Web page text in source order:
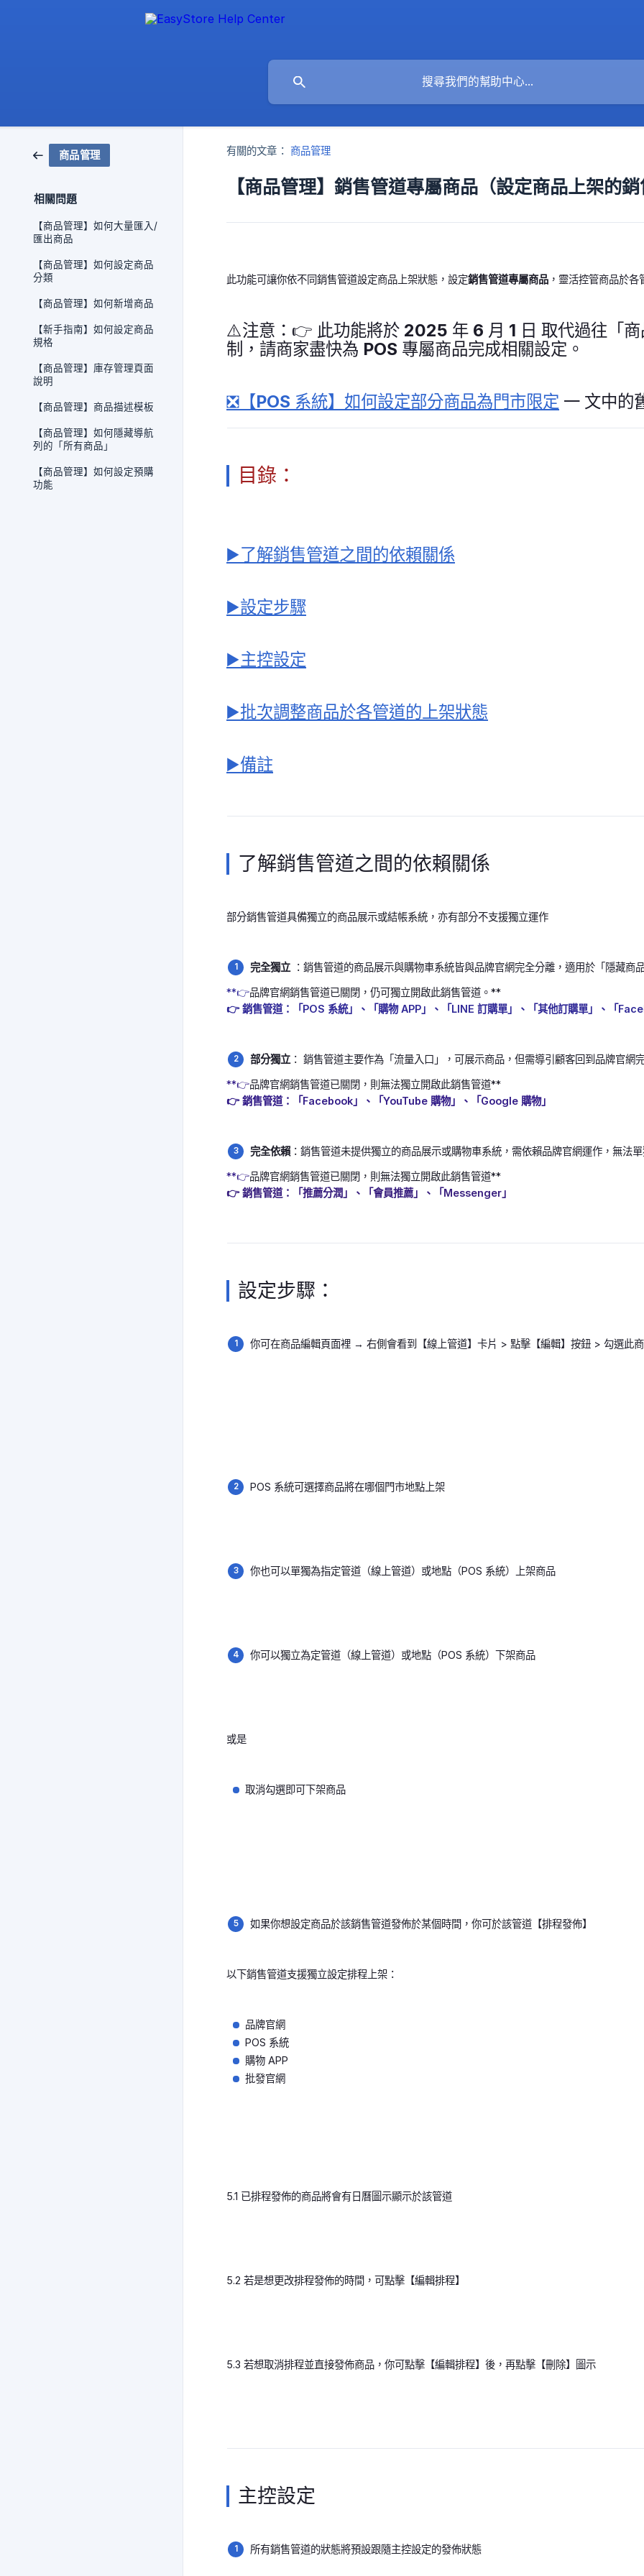
商品管理
相關問題
【商品管理】如何大量匯入/
匯出商品
【商品管理】如何設定商品
分類
【商品管理】如何新增商品
【新手指南】如何設定商品
規格
【商品管理】庫存管理頁面
說明
【商品管理】商品描述模板
【商品管理】如何隱藏導航
列的「所有商品」
【商品管理】如何設定預購
功能
有關的文章： 商品管理
【商品管理】銷售管道專屬商品（設定商品上架的銷
此功能可讓你依不同銷售管道設定商品上架狀態，設定銷售管道專屬商品 ，靈活控管商品於
⚠️注意：👉 此功能將於 2025 年 6 月 1 日 取代過往「
制，請商家盡快為 POS 專屬商品完成相關設定。
❎【POS 系統】如何設定部分商品為門市限定 一 文中的
目錄：
▶️了解銷售管道之間的依賴關係
▶️設定步驟
▶️主控設定
▶️批次調整商品於各管道的上架狀態
▶️備註
了解銷售管道之間的依賴關係
部分銷售管道具備獨立的商品展示或結帳系統，亦有部分不支援獨立運作
完全獨立 ：銷售管道的商品展示與購物車系統皆與品牌官網完全分離，適用於「隱藏商
**👉品牌官網銷售管道已關閉，仍可獨立開啟此銷售管道。**
👉 銷售管道：「POS 系統」、「購物 APP」、「LINE 訂購單」、「其他訂購單」、「
部分獨立 ： 銷售管道主要作為「流量入口」，可展示商品，但需導引顧客回到品牌官網
**👉品牌官網銷售管道已關閉，則無法獨立開啟此銷售管道**
👉 銷售管道：「Facebook」、「YouTube 購物」、「Google 購物」
完全依賴 ：銷售管道未提供獨立的商品展示或購物車系統，需依賴品牌官網運作，無法單
**👉品牌官網銷售管道已關閉，則無法獨立開啟此銷售管道**
👉 銷售管道：「推薦分潤」、「會員推薦」、「Messenger」
設定步驟：
你可在商品編輯頁面裡 → 右側會看到【線上管道】卡片 > 點擊【編輯】按鈕 > 勾選此
POS 系統可選擇商品將在哪個門市地點上架
你也可以單獨為指定管道（線上管道）或地點（POS 系統）上架商品
你可以獨立為定管道（線上管道）或地點（POS 系統）下架商品
或是
取消勾選即可下架商品
如果你想設定商品於該銷售管道發佈於某個時間，你可於該管道【排程發佈】
以下銷售管道支援獨立設定排程上架：
品牌官網
POS 系統
購物 APP
批發官網
5.1 已排程發佈的商品將會有日曆圖示顯示於該管道
5.2 若是想更改排程發佈的時間，可點擊【編輯排程】
5.3 若想取消排程並直接發佈商品，你可點擊【編輯排程】後，再點擊【刪除】圖示
主控設定
所有銷售管道的狀態將預設跟隨主控設定的發佈狀態